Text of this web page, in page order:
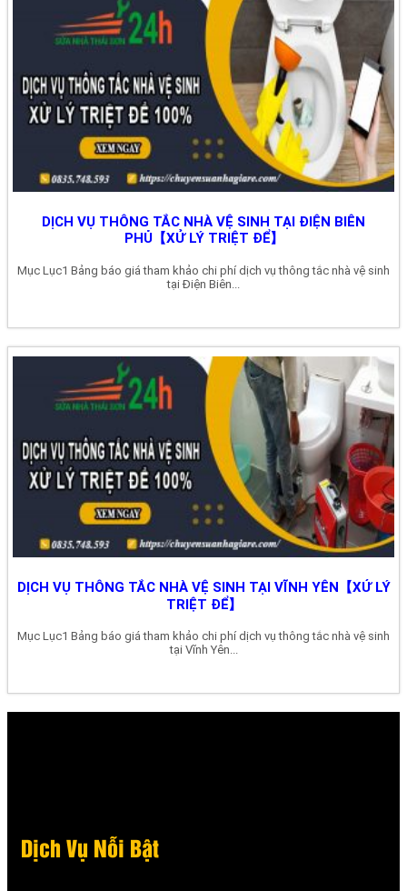
DỊCH VỤ THÔNG TẮC NHÀ VỆ SINH TẠI ĐIỆN BIÊN
PHỦ【XỬ LÝ TRIỆT ĐỂ】
Mục Lục1 Bảng báo giá tham khảo chi phí dịch vụ thông tắc nhà vệ sinh
tại Điện Biên...
DỊCH VỤ THÔNG TẮC NHÀ VỆ SINH TẠI VĨNH YÊN【XỬ LÝ
TRIỆT ĐỂ】
Mục Lục1 Bảng báo giá tham khảo chi phí dịch vụ thông tắc nhà vệ sinh
tại Vĩnh Yên...
Dịch Vụ Nỗi Bật